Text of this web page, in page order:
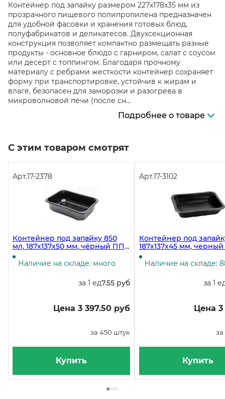
Контейнер под запайку размером 227х178х35 мм из
прозрачного пищевого полипропилена предназначен
для удобной фасовки и хранения готовых блюд,
полуфабрикатов и деликатесов. Двухсекционная
конструкция позволяет компактно размещать разные
продукты - основное блюдо с гарниром, салат с соусом
или десерт с топпингом. Благодаря прочному
материалу с ребрами жесткости контейнер сохраняет
форму при транспортировке, устойчив к жирам и
влаге, безопасен для заморозки и разогрева в
микроволновой печи (после сн...
Подробнее о товаре
С этим товаром смотрят
Арт.17-2378
Контейнер под запайку 850
мл, 187х137х50 мм, чёрный ПП,
450 штук
Наличие на складе: много
за 1 ед7.55 руб
Цена 3 397.50 руб
за 450 штук
Купить
Арт.17-3102
Контейнер под
187х137х45 мм,
ПП, 400 штук
Наличие на складе:
за 1
Цена 3
Купить